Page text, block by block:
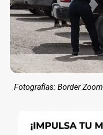
Fotografías: Border Zoom